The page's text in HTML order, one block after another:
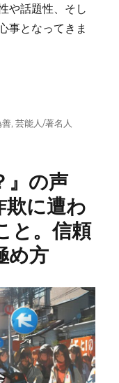
や話題性、そし
事となってきま
寄付】その影響力”
善,芸能人/著名人
』の声
欺に遭わ
と。信頼
め方